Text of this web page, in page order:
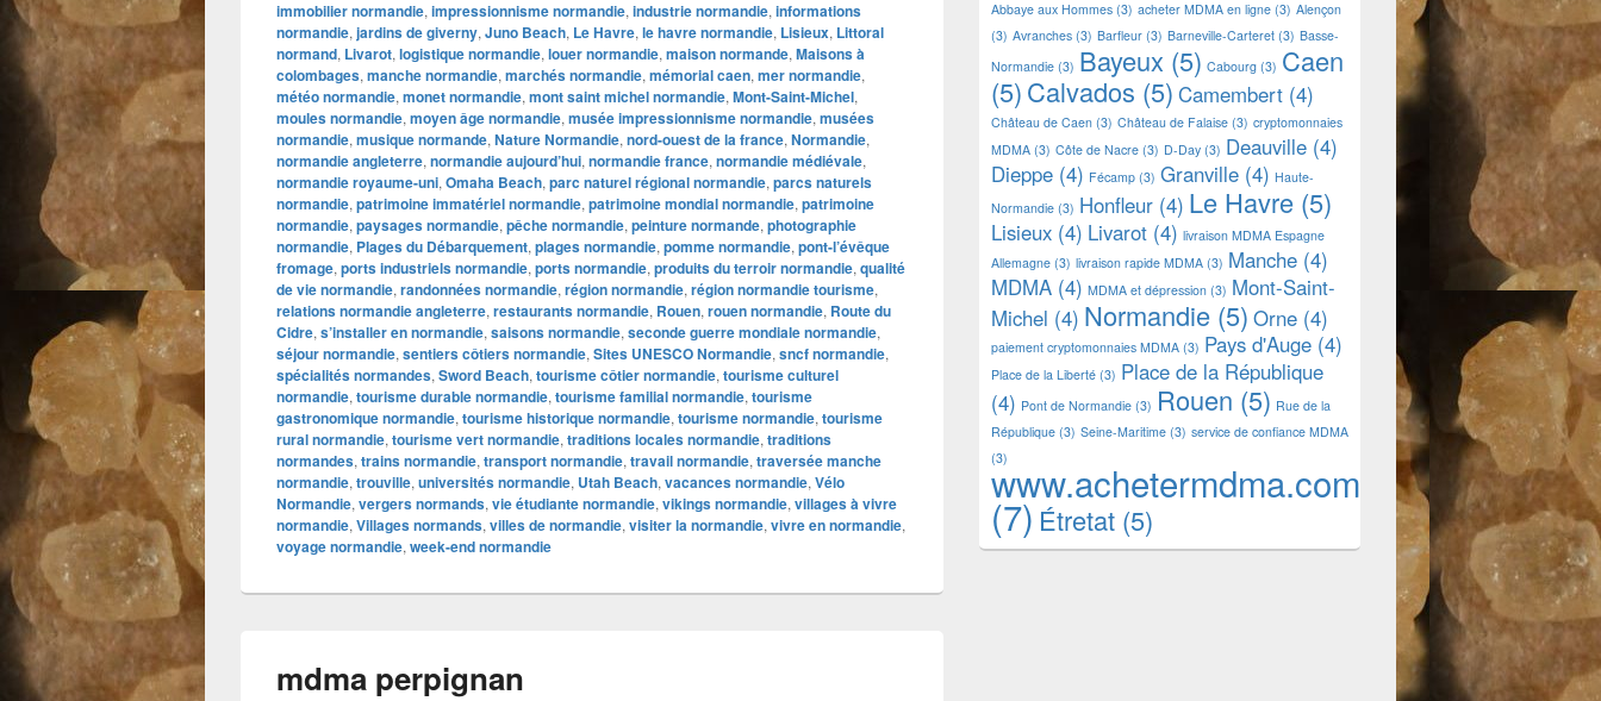
immobilier normandie, impressionnisme normandie, industrie normandie, informations
normandie, jardins de giverny, Juno Beach, Le Havre, le havre normandie, Lisieux, Littoral
normand, Livarot, logistique normandie, louer normandie, maison normande, Maisons à
colombages, manche normandie, marchés normandie, mémorial caen, mer normandie,
météo normandie, monet normandie, mont saint michel normandie, Mont-Saint-Michel,
moules normandie, moyen âge normandie, musée impressionnisme normandie, musées
normandie, musique normande, Nature Normandie, nord-ouest de la france, Normandie,
normandie angleterre, normandie aujourd’hui, normandie france, normandie médiévale,
normandie royaume-uni, Omaha Beach, parc naturel régional normandie, parcs naturels
normandie, patrimoine immatériel normandie, patrimoine mondial normandie, patrimoine
normandie, paysages normandie, pêche normandie, peinture normande, photographie
normandie, Plages du Débarquement, plages normandie, pomme normandie, pont-l’évêque
fromage, ports industriels normandie, ports normandie, produits du terroir normandie, qualité
de vie normandie, randonnées normandie, région normandie, région normandie tourisme,
relations normandie angleterre, restaurants normandie, Rouen, rouen normandie, Route du
Cidre, s’installer en normandie, saisons normandie, seconde guerre mondiale normandie,
séjour normandie, sentiers côtiers normandie, Sites UNESCO Normandie, sncf normandie,
spécialités normandes, Sword Beach, tourisme côtier normandie, tourisme culturel
normandie, tourisme durable normandie, tourisme familial normandie, tourisme
gastronomique normandie, tourisme historique normandie, tourisme normandie, tourisme
rural normandie, tourisme vert normandie, traditions locales normandie, traditions
normandes, trains normandie, transport normandie, travail normandie, traversée manche
normandie, trouville, universités normandie, Utah Beach, vacances normandie, Vélo
Normandie, vergers normands, vie étudiante normandie, vikings normandie, villages à vivre
normandie, Villages normands, villes de normandie, visiter la normandie, vivre en normandie,
voyage normandie, week-end normandie
mdma perpignan
Abbaye aux Hommes (3) acheter MDMA en ligne (3) Alençon
(3) Avranches (3) Barfleur (3) Barneville-Carteret (3) Basse-
Normandie (3) Bayeux (5) Cabourg (3) Caen
(5)Calvados (5) Camembert (4)
Château de Caen (3) Château de Falaise (3) cryptomonnaies
MDMA (3) Côte de Nacre (3) D-Day (3) Deauville (4)
Dieppe (4) Fécamp (3) Granville (4) Haute-
Normandie (3) Honfleur (4) Le Havre (5)
Lisieux (4) Livarot (4) livraison MDMA Espagne
Allemagne (3) livraison rapide MDMA (3) Manche (4)
MDMA (4) MDMA et dépression (3) Mont-Saint-
Michel (4) Normandie (5) Orne (4)
paiement cryptomonnaies MDMA (3) Pays d'Auge (4)
Place de la Liberté (3) Place de la République
(4) Pont de Normandie (3) Rouen (5) Rue de la
République (3) Seine-Maritime (3) service de confiance MDMA
(3)
www.achetermdma.com
(7)Étretat (5)